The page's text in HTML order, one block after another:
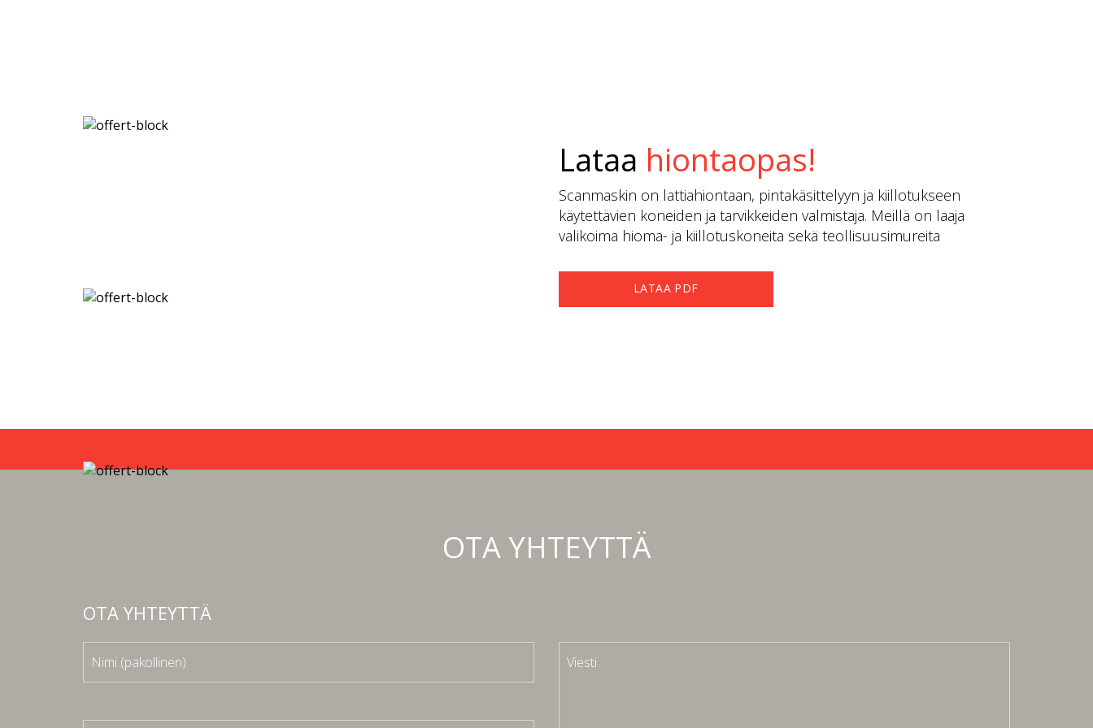
Lataa hiontaopas!
Scanmaskin on lattiahiontaan, pintakäsittelyyn ja kiillotukseen
käytettävien koneiden ja tarvikkeiden valmistaja. Meillä on laaja
valikoima hioma- ja kiillotuskoneita sekä teollisuusimureita
LATAA PDF
OTA YHTEYTTÄ
OTA YHTEYTTÄ